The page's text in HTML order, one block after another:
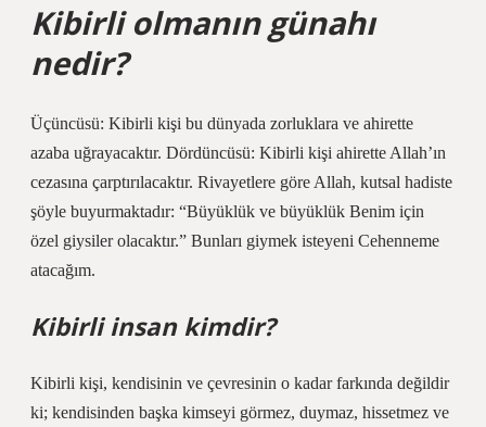
Kibirli olmanın günahı
nedir?
Üçüncüsü: Kibirli kişi bu dünyada zorluklara ve ahirette
azaba uğrayacaktır. Dördüncüsü: Kibirli kişi ahirette Allah’ın
cezasına çarptırılacaktır. Rivayetlere göre Allah, kutsal hadiste
şöyle buyurmaktadır: “Büyüklük ve büyüklük Benim için
özel giysiler olacaktır.” Bunları giymek isteyeni Cehenneme
atacağım.
Kibirli insan kimdir?
Kibirli kişi, kendisinin ve çevresinin o kadar farkında değildir
ki; kendisinden başka kimseyi görmez, duymaz, hissetmez ve